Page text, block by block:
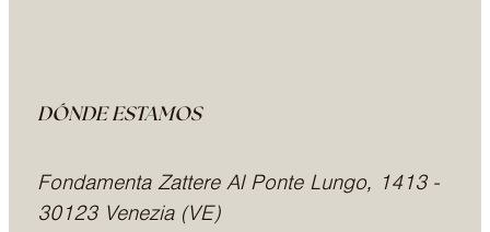
DÓNDE ESTAMOS
Fondamenta Zattere Al Ponte Lungo, 1413 -
30123 Venezia (VE)